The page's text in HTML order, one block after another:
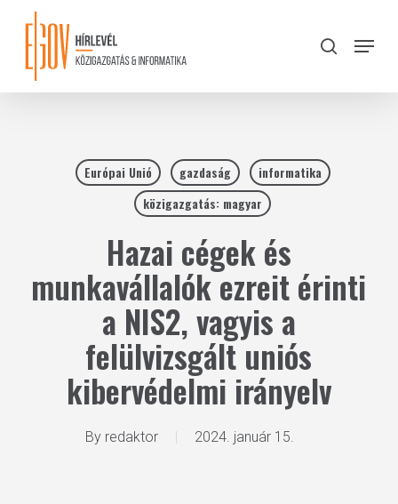
content
search
Menu
Európai Unió gazdaság
informatika
közigazgatás: magyar
Hazai cégek és
munkavállalók ezreit érinti
a NIS2, vagyis a
felülvizsgált uniós
kibervédelmi irányelv
By redaktor 2024. január 15.
Close